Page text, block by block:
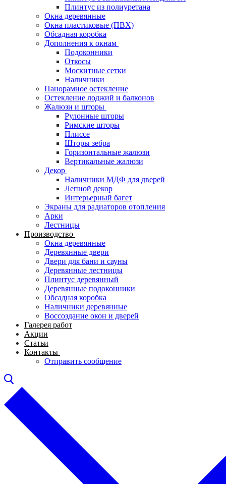
Плинтус из полиуретана
Окна деревянные
Окна пластиковые (ПВХ)
Обсадная коробка
Дополнения к окнам
Подоконники
Откосы
Москитные сетки
Наличники
Панорамное остекление
Остекление лоджий и балконов
Жалюзи и шторы
Рулонные шторы
Римские шторы
Плиссе
Шторы зебра
Горизонтальные жалюзи
Вертикальные жалюзи
Декор
Наличники МДФ для дверей
Лепной декор
Интерьерный багет
Экраны для радиаторов отопления
Арки
Лестницы
Производство
Окна деревянные
Деревянные двери
Двери для бани и сауны
Деревянные лестницы
Плинтус деревянный
Деревянные подоконники
Обсадная коробка
Наличники деревянные
Воссоздание окон и дверей
Галерея работ
Акции
Статьи
Контакты
Отправить сообщение